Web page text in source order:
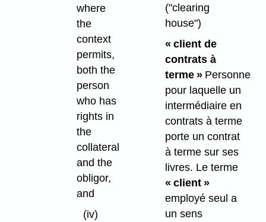
where
the
context
permits,
both the
person
who has
rights in
the
collateral
and the
obligor,
and
(iv)
("clearing
house")
« client de
contrats à
terme »Personne
pour laquelle un
intermédiaire en
contrats à terme
porte un contrat
à terme sur ses
livres. Le terme
« client »
employé seul a
un sens